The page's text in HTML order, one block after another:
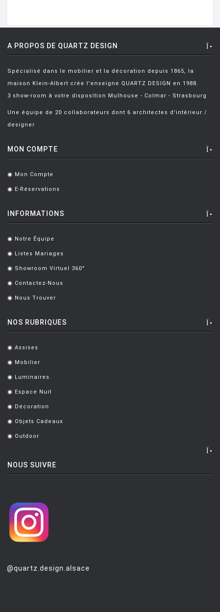
A PROPOS DE QUARTZ DESIGN
Spécialisé dans le mobilier et la décoration depuis 1865, la
maison Klein-Albert crée l'enseigne QUARTZ DESIGN en 1988.
3 show-room à votre disposition Mulhouse - Colmar - Strasbourg
Une équipe de 20 collaborateurs dont 6 architectes d'intérieur /
designer
MON COMPTE
. Mon Compte
. E-Réservations
INFORMATIONS
. Notre Équipe
. Listes Mariages
. Showroom Virtuel 360°
. Contactez-Nous
. Nous Trouver
NOS RUBRIQUES
. Assises
. Mobilier
. Luminaires
. Espace Nuit
. Décoration
. Objets Cadeaux
. Outdoor
NOUS SUIVRE
@quartz.design.alsace